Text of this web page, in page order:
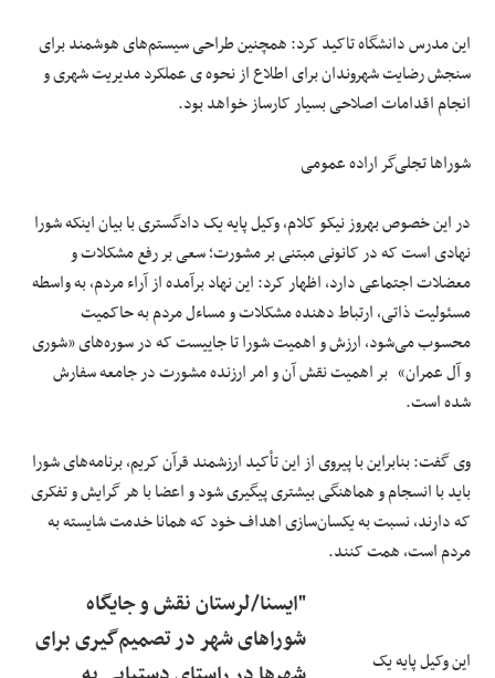
این مدرس دانشگاه تاکید کرد: همچنین طراحی سیستم‌های هوشمند برای
سنجش رضایت شهروندان برای اطلاع از نحوه ی عملکرد مدیریت شهری و
انجام اقدامات اصلاحی بسیار کارساز خواهد بود.
شوراها تجلی‌گر اراده عمومی
در این خصوص بهروز نیکو کلام، وکیل پایه یک دادگستری با بیان اینکه شورا
نهادی است که در کانونی مبتنی بر مشورت؛ سعی بر رفع مشکلات ‌و
معضلات اجتماعی دارد، اظهار کرد: این نهاد برآمده از آراء مردم، به واسطه
مسئولیت ذاتی، ارتباط دهنده مشکلات و مساءل مردم به حاکمیت
‌محسوب می‌شود، ارزش و اهمیت شورا تا جاییست که در سوره‌های «شوری
و آل عمران» ‌ بر اهمیت نقش آن و ‌امر ارزنده مشورت در جامعه سفارش
شده است. ‌
وی گفت: بنابراین با پیروی از این تأکید ارزشمند قرآن کریم، برنامه‌های شورا
باید با انسجام و هماهنگی بیشتری ‌پیگیری شود و اعضا با هر گرایش و تفکری
که دارند، نسبت به یکسان‌سازی اهداف خود که همانا خدمت شایسته به
مردم ‌است، همت کنند.
"ایسنا/لرستان نقش و جایگاه
شوراهای شهر در تصمیم‌گیری برای
این وکیل پایه یک